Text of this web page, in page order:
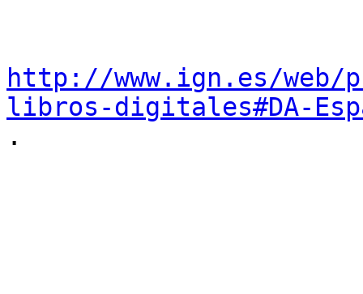
http://www.ign.es/
libros-digitales#DA-
.